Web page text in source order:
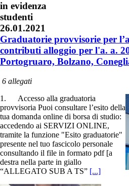
in evidenza
studenti
26.01.2021
Graduatorie provvisorie per
contributi alloggio per l'a. a.
Portogruaro, Bolzano,
6 allegati
1. Accesso alla graduatoria
provvisoria Puoi consultare l’esito della
tua domanda online di borsa di studio:
accedendo ai SERVIZI ONLINE,
tramite la funzione "Esito graduatorie"
presente nel tuo fascicolo personale
consultando il file in formato pdf [a
destra nella parte in giallo
“ALLEGATO SUB A TS” [...]